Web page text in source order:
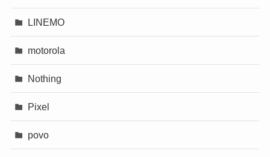
LINEMO
motorola
Nothing
Pixel
povo